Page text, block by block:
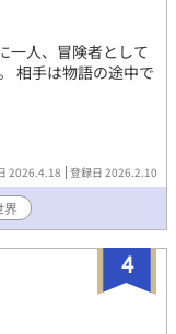
一人、冒険者として
相手は物語の途中で
2026.4.18 登録日 2026.2.10
界
4